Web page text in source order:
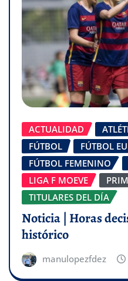
ACTUALIDAD
FÚTBOL
FÚTBOL
FÚTBOL FEMENINO
LIGA F MOEVE
TITULARES DEL DÍA
Noticia | Horas
histórico
manulopezfdez